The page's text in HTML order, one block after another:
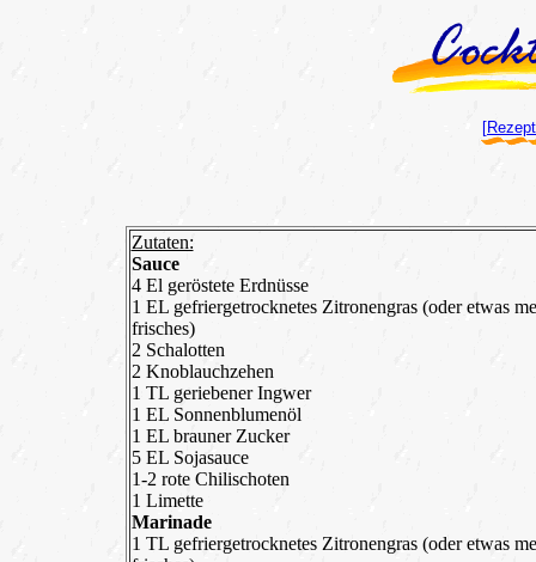
Zutaten:
Sauce
4 El geröstete Erdnüsse
1 EL gefriergetrocknetes Zitronengras (oder etwas
frisches)
2 Schalotten
2 Knoblauchzehen
1 TL geriebener Ingwer
1 EL Sonnenblumenöl
1 EL brauner Zucker
5 EL Sojasauce
1-2 rote Chilischoten
1 Limette
Marinade
1 TL gefriergetrocknetes Zitronengras (oder etwas